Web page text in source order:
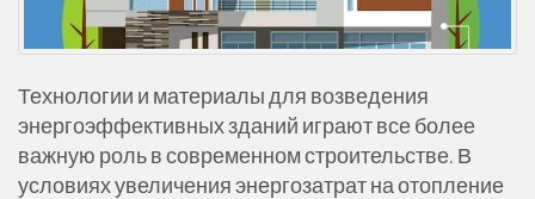
Технологии и материалы для возведения
энергоэффективных зданий играют все более
важную роль в современном строительстве. В
условиях увеличения энергозатрат на отопление